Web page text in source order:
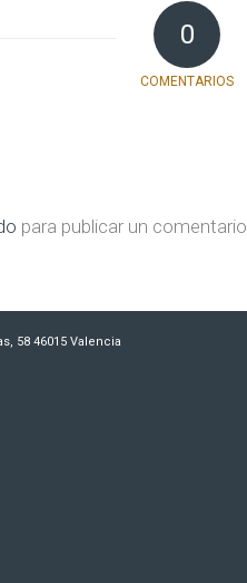
0
COMENTARIOS
para publicar un comentario.
58 46015 Valencia